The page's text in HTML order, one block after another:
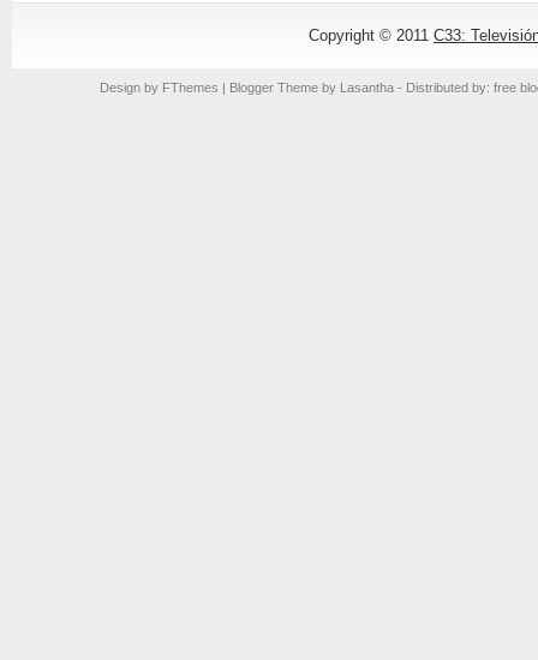
Copyright © 2011 C33:
Design by FThemes | Blogger Theme by Lasantha - Distributed by: free